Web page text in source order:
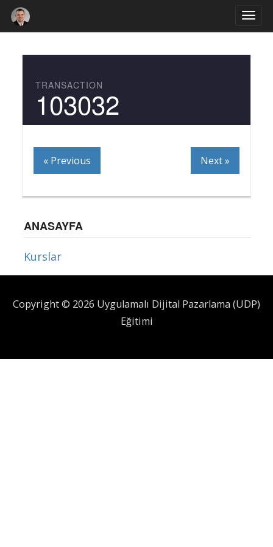
TRANSACTION
103032
« Previous Next »
ANASAYFA
Kurslar
Copyright © 2026 Uygulamalı Dijital Pazarlama (UDP)
Eğitimi